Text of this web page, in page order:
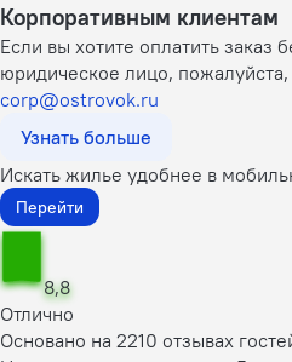
Корпоративным клиентам
Если вы хотите оплатить заказ
юридическое лицо,
corp@ostrovok.ru
Узнать больше
Искать жилье удобнее в
Перейти
8,8
Отлично
Основано на 2210 отзывах